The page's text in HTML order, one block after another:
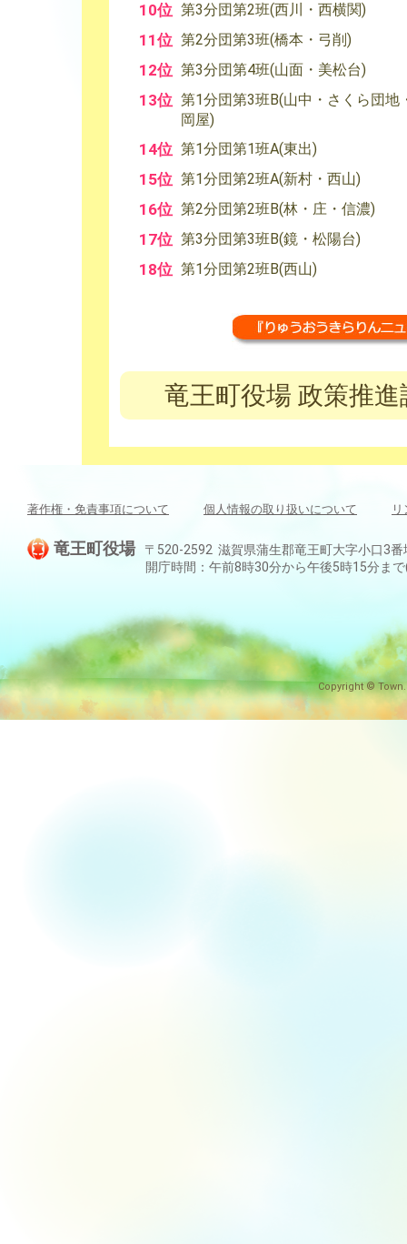
10位 第3分団第2班(西川・西横関)
11位 第2分団第3班(橋本・弓削)
12位 第3分団第4班(山面・美松台)
13位 第1分団第3班B(山中・さくら団地
岡屋)
14位 第1分団第1班A(東出)
15位 第1分団第2班A(新村・西山)
16位 第2分団第2班B(林・庄・信濃)
17位 第3分団第3班B(鏡・松陽台)
18位 第1分団第2班B(西山)
竜王町役場 政策推
著作権・免責事項について 個人情報の取り扱いについて
竜王町役場
〒520-2592 滋賀県蒲生郡竜王町大字小口3
開庁時間：午前8時30分から午後5時15分ま
Copyright ©